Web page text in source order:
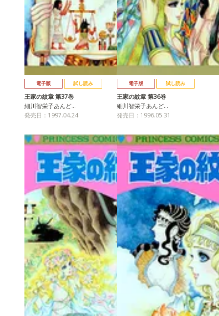
電子版 試し読み
王家の紋章 第37巻
細川智栄子あんど…
発売日：1997.04.24
電子版 試し読み
王家の紋章 第36巻
細川智栄子あんど…
発売日：1996.05.31